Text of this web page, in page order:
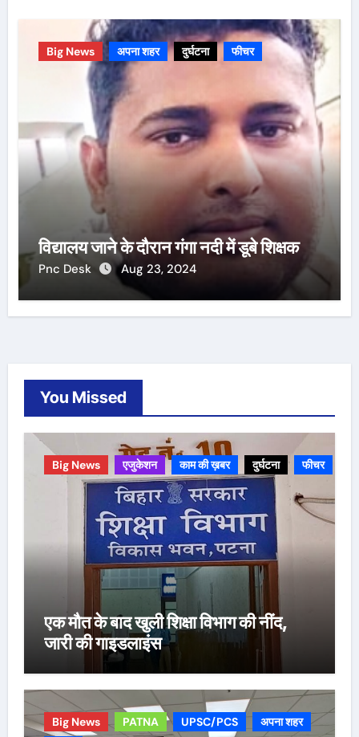
Big News अपना शहर दुर्घटना फीचर
विद्यालय जाने के दौरान गंगा नदी में डूबे शिक्षक
Pnc Desk Aug 23, 2024
You Missed
Big News एजुकेशन काम की ख़बर दुर्घटना फीचर
एक मौत के बाद खुली शिक्षा विभाग की नींद,
जारी की गाइडलाइंस
Big News PATNA UPSC/PCS
अपना शहर